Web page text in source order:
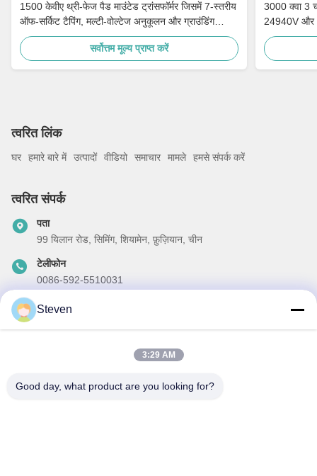
1500 केवीए थ्री-फेज पैड माउंटेड ट्रांसफॉर्मर जिसमें 7-स्तरीय
ऑफ-सर्किट टैपिंग, मल्टी-वोल्टेज अनुकूलन और ग्राउंडिंग
पोर्सिलेन बुशिंग है
सर्वोत्तम मूल्य प्राप्त करें
3000 क्वा 3
24940V और
IEEE मानकों
त्वरित लिंक
घर हमारे बारे में उत्पादों वीडियो समाचार मामले हमसे संपर्क करें
त्वरित संपर्क
पता
99 यिलान रोड, सिमिंग, शियामेन, फ़ुज़ियान, चीन
टेलीफोन
0086-592-5510031
ईमेल
हमारा समाचार पत्र
Steven
3:29 AM
Good day, what product are you looking for?